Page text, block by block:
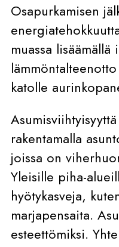
Osapurkamisen
muassa
katolle
rakentamalla
joissa on
Yleisille piha-
hyötykasveja,
marjapensaita.
esteettömiksi.